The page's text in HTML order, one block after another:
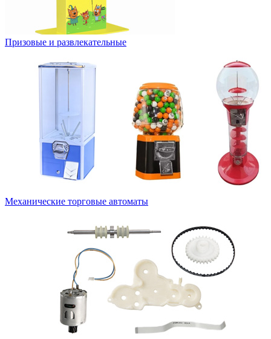
Призовые и развлекательные
Механические торговые автоматы